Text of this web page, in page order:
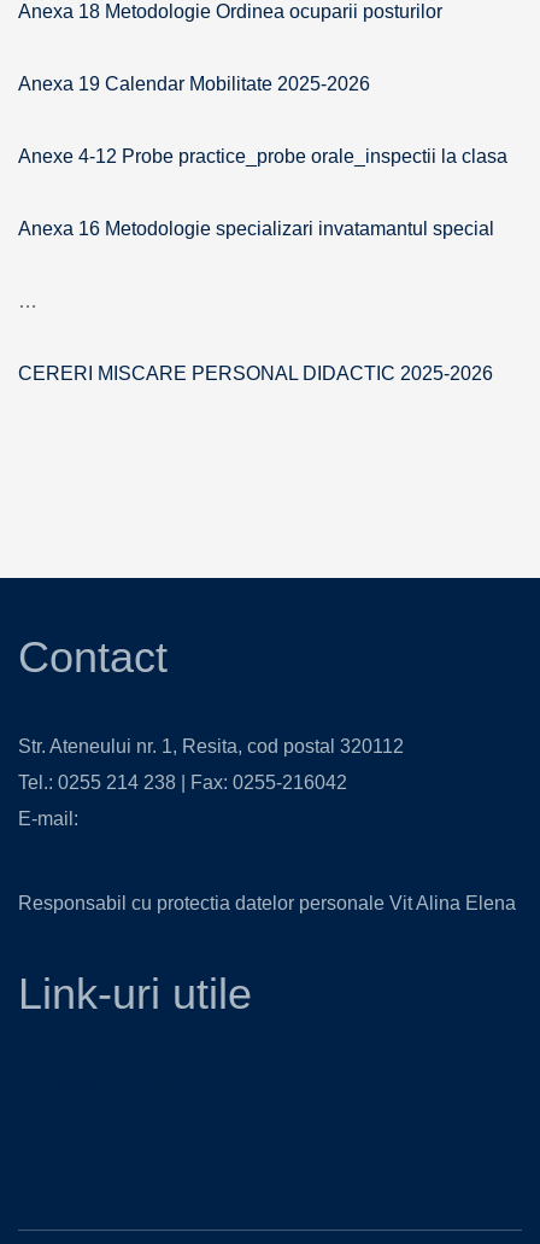
Anexa 18 Metodologie Ordinea ocuparii posturilor
Anexa 19 Calendar Mobilitate 2025-2026
Anexe 4-12 Probe practice_probe orale_inspectii la clasa
Anexa 16 Metodologie specializari invatamantul special
…
CERERI MISCARE PERSONAL DIDACTIC 2025-2026
Contact
Str. Ateneului nr. 1, Resita, cod postal 320112
Tel.: 0255 214 238 | Fax: 0255-216042
E-mail:
Responsabil cu protectia datelor personale Vit Alina Elena
Link-uri utile